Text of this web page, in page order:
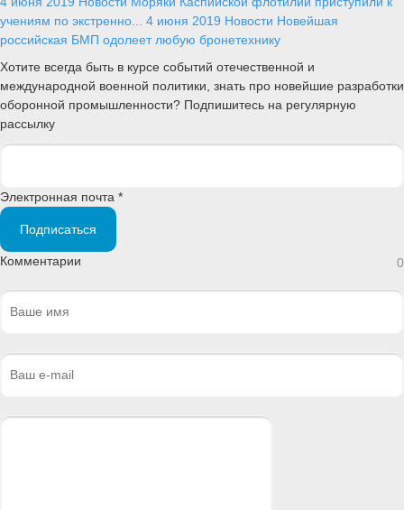
учениям по экстренно... 4 июня 2019 Новости Новейшая
российская БМП одолеет любую бронетехнику
Хотите всегда быть в курсе событий отечественной и
международной военной политики, знать про новейшие разработки
оборонной промышленности? Подпишитесь на регулярную
рассылку
Электронная почта *
Подписаться
Комментарии 0